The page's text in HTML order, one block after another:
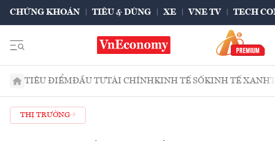
CHỨNG KHOÁN TIÊU & DÙNG XE VNE TV TECH
TIÊU ĐIỂMĐẦU TƯTÀI CHÍNHKINH TẾ SỐKINH TẾ XANH
THỊ TRƯỜNG